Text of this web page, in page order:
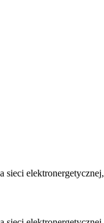
sieci elektronergetycznej,